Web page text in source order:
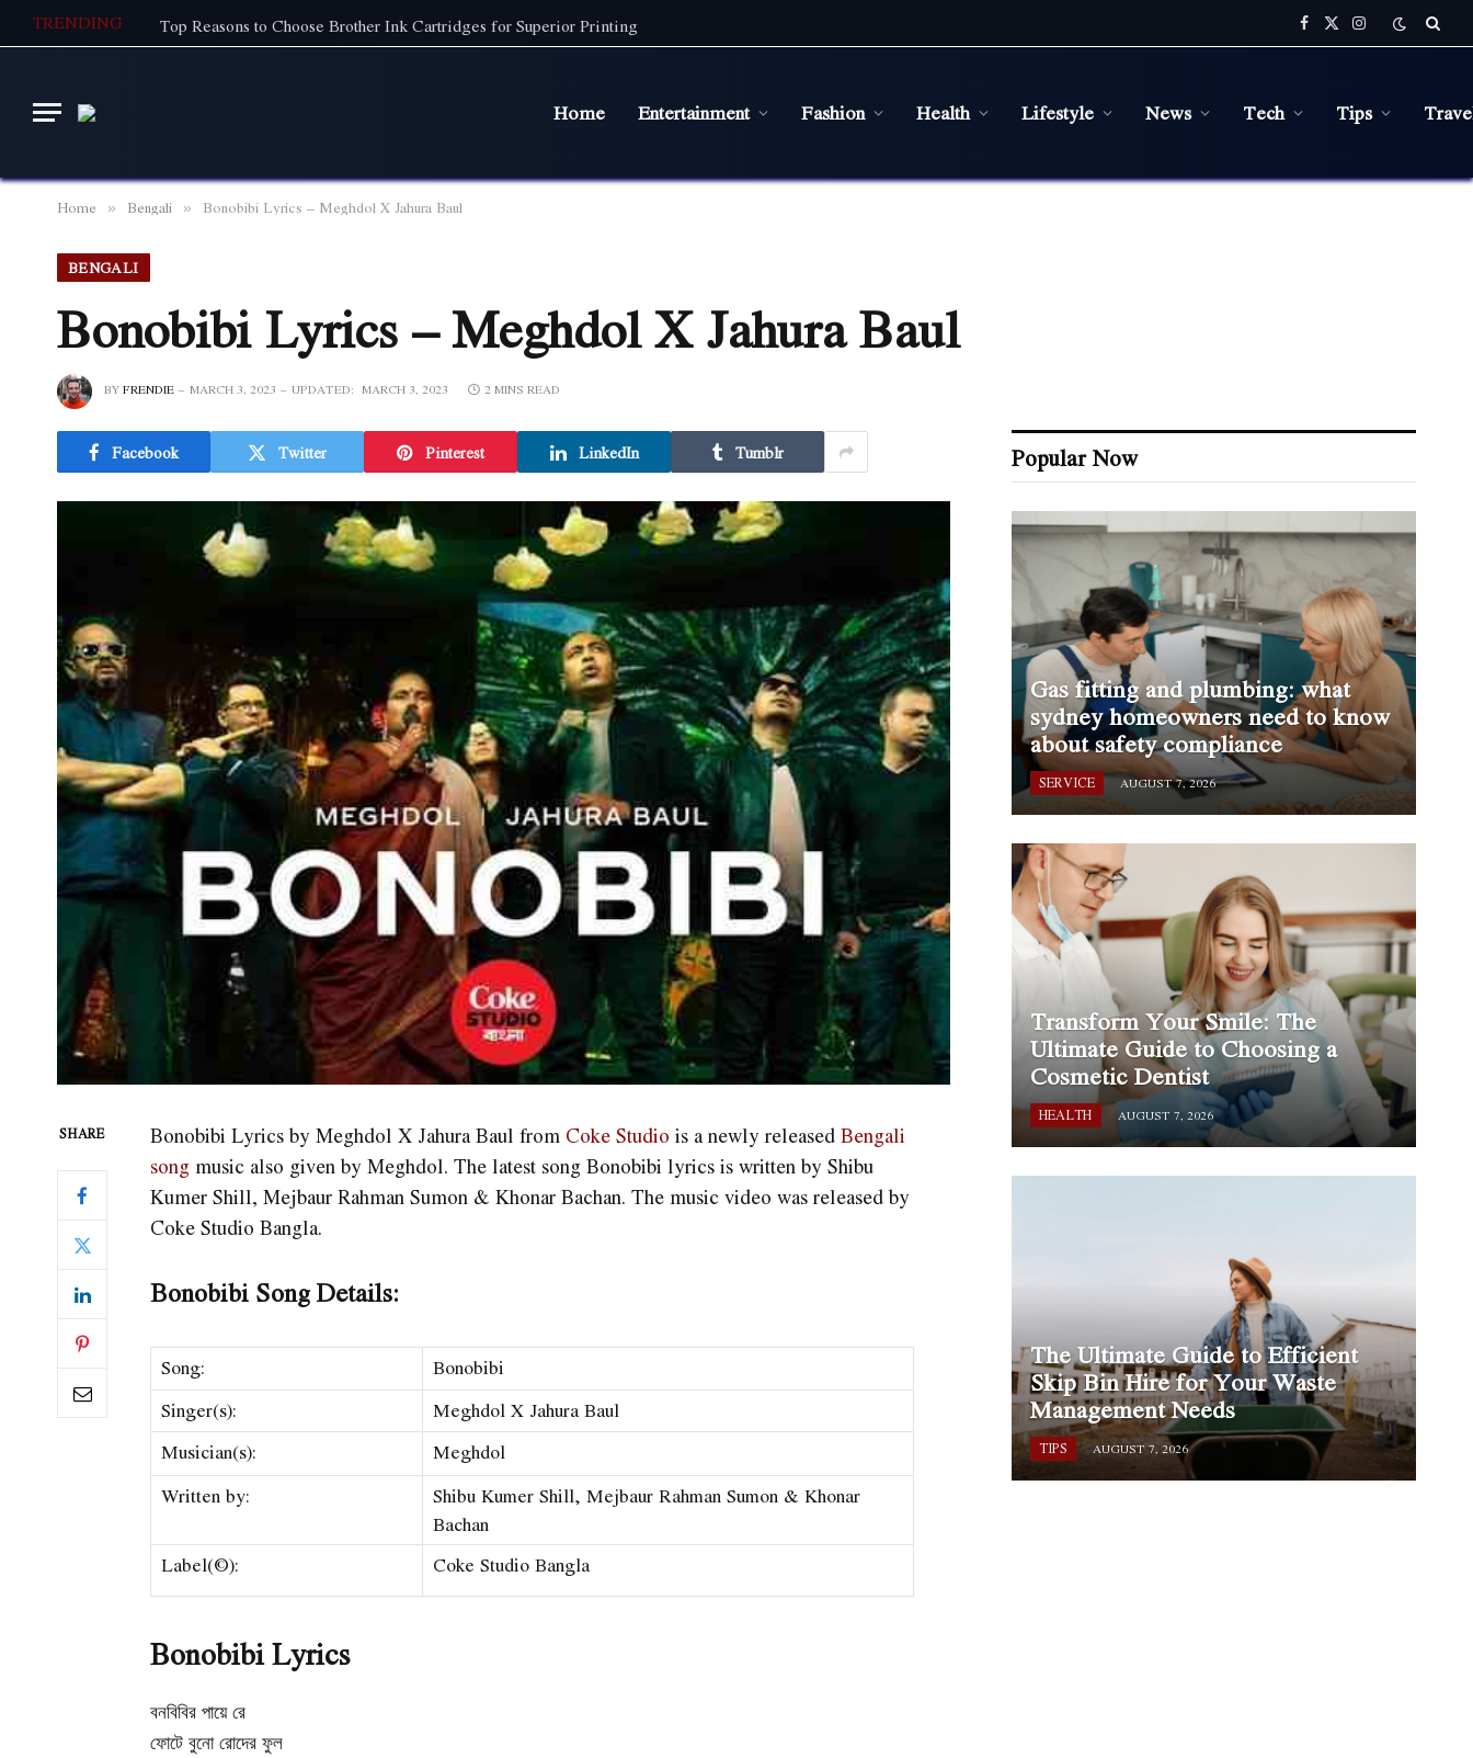
TRENDING Top Reasons to Choose Brother Ink Cartridges for Superior Printing Facebook
X
(Twitter)
Instagram
Home Entertainment Fashion Health Lifestyle News Tech Tips
Home » Bengali » Bonobibi Lyrics – Meghdol X Jahura Baul
BENGALI
Bonobibi Lyrics – Meghdol X Jahura Baul
BYFRENDIE MARCH 3, 2023 UPDATED: MARCH 3, 2023 2 MINS READ
Facebook Twitter Pinterest LinkedIn Tumblr
SHARE Bonobibi Lyrics by Meghdol X Jahura Baul from Coke Studio is a newly releasedBengali
songmusic also given by Meghdol. The latest song Bonobibi lyrics is written by Shibu
Kumer Shill, Mejbaur Rahman Sumon & Khonar Bachan. The music video was released by
Coke Studio Bangla.
Bonobibi Song Details:
Song:
Bonobibi
Singer(s):
Meghdol X Jahura Baul
Musician(s):
Meghdol
Written by:
Shibu Kumer Shill, Mejbaur Rahman Sumon & Khonar
Bachan
Label(©):
Coke Studio Bangla
Bonobibi Lyrics
বনবিবির পায়ে রে
ফোটে বুনো রোদের ফুল
Popular Now
Gas fitting and plumbing: what
sydney homeowners need to know
about safety compliance
SERVICE AUGUST 7, 2026
Transform Your Smile: The
Ultimate Guide to Choosing a
Cosmetic Dentist
HEALTH AUGUST 7, 2026
The Ultimate Guide to Efficient
Skip Bin Hire for Your Waste
Management Needs
TIPS AUGUST 7, 2026